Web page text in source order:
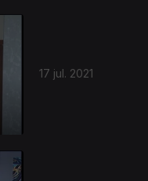
17 jul. 2021